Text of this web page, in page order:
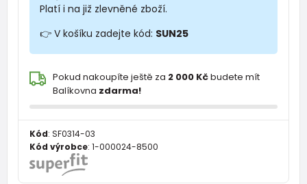
Platí i na již zlevněné zboží.
👉 V košíku zadejte kód: SUN25
Pokud nakoupíte ještě za 2 000 Kčbudete mít
Balíkovna zdarma!
Kód: SF0314-03
Kód výrobce: 1-000024-8500